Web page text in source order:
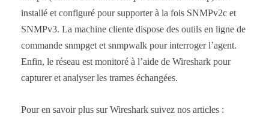
installé et configuré pour supporter à la fois SNMPv2c et
SNMPv3. La machine cliente dispose des outils en ligne de
commande snmpget et snmpwalk pour interroger l’agent.
Enfin, le réseau est monitoré à l’aide de Wireshark pour
capturer et analyser les trames échangées.
Pour en savoir plus sur Wireshark suivez nos articles :